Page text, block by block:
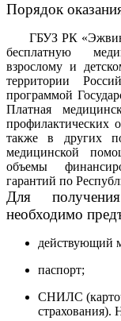
Порядок
ГБУЗ РК
бесплатную
взрослому и
территории
программой
Платная
профилактических
также в других
медицинской
объемы
гарантий по
Для
необходимо
действующий
паспорт;
СНИЛС
страхования).